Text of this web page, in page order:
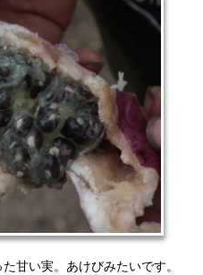
甘い実。あけびみたいです。